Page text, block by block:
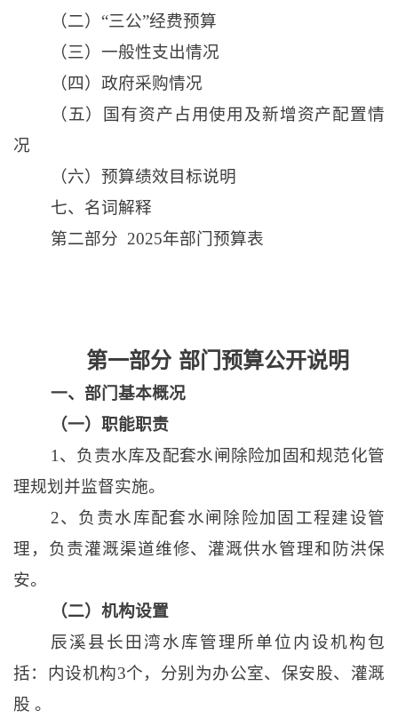
（二） “三公”经费预算
（三）一般性支出情况
（四）政府采购情况
（五）国有资产占用使用及新增资产配置情
况
（六）预算绩效目标说明
七、名词解释
第二部分 2025年部门预算表
第一部分 部门预算公开说明
一、部门基本概况
（一）职能职责
1、负责水库及配套水闸除险加固和规范化管
理规划并监督实施。
2、负责水库配套水闸除险加固工程建设管
理，负责灌溉渠道维修、灌溉供水管理和防洪保
安。
（二）机构设置
辰溪县长田湾水库管理所单位内设机构包
括：内设机构3个，分别为办公室、保安股、灌溉
股 。